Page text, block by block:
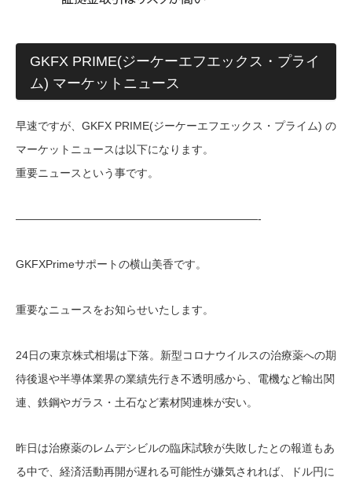
GKFX PRIME(ジーケーエフエックス・プライ
ム) マーケットニュース
早速ですが、GKFX PRIME(ジーケーエフエックス・プライム) の
マーケットニュースは以下になります。
重要ニュースという事です。
——————————————————————-
GKFXPrimeサポートの横山美香です。
重要なニュースをお知らせいたします。
24日の東京株式相場は下落。新型コロナウイルスの治療薬への期
待後退や半導体業界の業績先行き不透明感から、電機など輸出関
連、鉄鋼やガラス・土石など素材関連株が安い。
昨日は治療薬のレムデシビルの臨床試験が失敗したとの報道もあ
る中で、経済活動再開が遅れる可能性が嫌気されれば、ドル円に